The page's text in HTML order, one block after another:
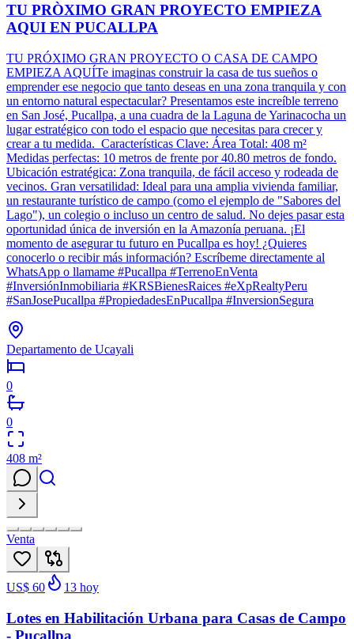
TU PRÒXIMO GRAN PROYECTO EMPIEZA
AQUI EN PUCALLPA
TU PRÓXIMO GRAN PROYECTO O CASA DE CAMPO
EMPIEZA AQUÍTe imaginas construir la casa de tus sueños o
emprender ese negocio que tanto deseas en una zona tranquila y con
un entorno natural espectacular? Presentamos este increíble terreno
en San José, Pucallpa, a una cuadra de la Laguna de Yarinacocha un
lugar estratégico con todo el espacio que necesitas para crecer y
crear a tu medida. Características Clave: Área Total: 408 m²
Medidas perfectas: 10 metros de frente por 40.80 metros de fondo.
Ubicación estratégica: Zona tranquila, de fácil acceso y rodeada de
vecinos. Gran versatilidad: Ideal para una amplia vivienda familiar,
un restaurante turístico de campo (como el ejemplo de "Sabores del
Lago"), un colegio o incluso un centro de salud. No dejes pasar esta
oportunidad única de inversión en la Amazonía peruana. ¡El
momento de asegurar tu futuro en Pucallpa es hoy! ¿Quieres
conocerlo o recibir más información? Escríbeme directamente al
WhatsApp o llamame #Pucallpa #TerrenoEnVenta
#InversiónInmobiliaria #KRSBienesRaices #eXpRealtyPeru
#SanJosePucallpa #PropiedadesEnPucallpa #InversionSegura
Departamento de Ucayali
0
0
408 m²
Venta
US$ 60 13 hoy
Lotes en Habilitación Urbana para Casas de Campo
- Pucallpa